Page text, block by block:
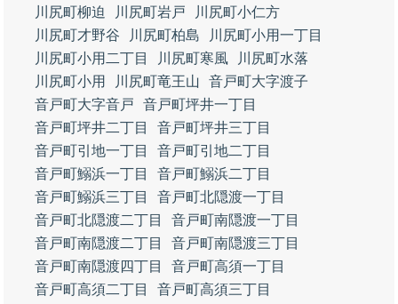
川尻町柳迫
川尻町岩戸
川尻町小仁方
川尻町才野谷
川尻町柏島
川尻町小用一丁目
川尻町小用二丁目
川尻町寒風
川尻町水落
川尻町小用
川尻町竜王山
音戸町大字渡子
音戸町大字音戸
音戸町坪井一丁目
音戸町坪井二丁目
音戸町坪井三丁目
音戸町引地一丁目
音戸町引地二丁目
音戸町鰯浜一丁目
音戸町鰯浜二丁目
音戸町鰯浜三丁目
音戸町北隠渡一丁目
音戸町北隠渡二丁目
音戸町南隠渡一丁目
音戸町南隠渡二丁目
音戸町南隠渡三丁目
音戸町南隠渡四丁目
音戸町高須一丁目
音戸町高須二丁目
音戸町高須三丁目